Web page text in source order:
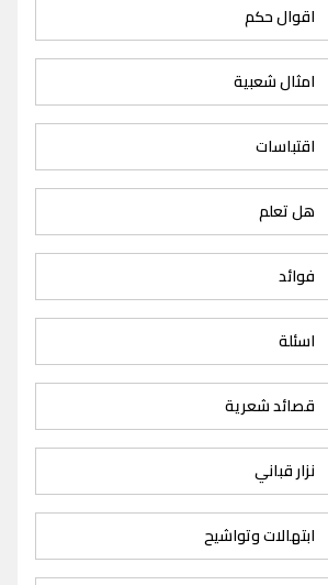
اقوال حكم
امثال شعبية
اقتباسات
هل تعلم
فوائد
اسئلة
قصائد شعرية
نزار قباني
ابتهالات وتواشيح